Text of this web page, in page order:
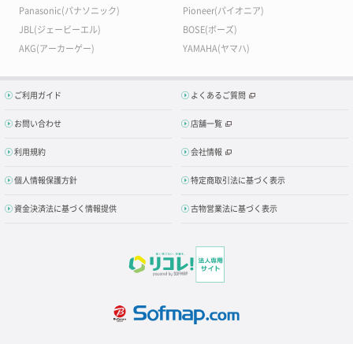
Panasonic(パナソニック)
Pioneer(パイオニア)
JBL(ジェービーエル)
BOSE(ボーズ)
AKG(アーカーゲー)
YAMAHA(ヤマハ)
ご利用ガイド よくあるご質問
お問い合わせ 店舗一覧
利用規約 会社情報
個人情報保護方針 特定商取引法に基づく表示
資金決済法に基づく情報提供 古物営業法に基づく表示